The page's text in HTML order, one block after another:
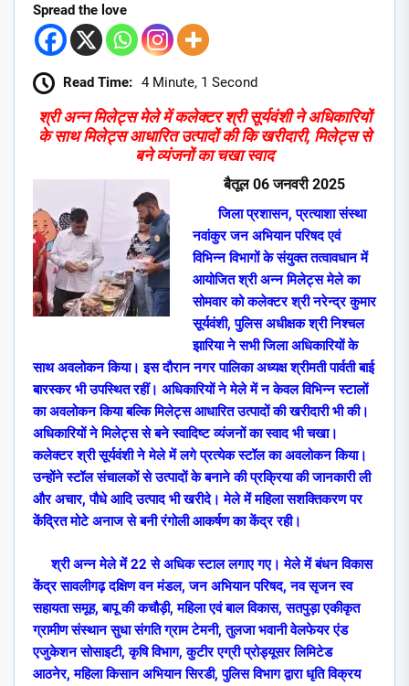
Spread the love
Read Time: 4 Minute, 1 Second
श्री अन्न मिलेट्स मेले में कलेक्टर श्री सूर्यवंशी ने अधिकारियों
के साथ मिलेट्स आधारित उत्पादों की कि खरीदारी, मिलेट्स से
बने व्यंजनों का चखा स्वाद
बैतूल 06जनवरी 2025
जिला प्रशासन,प्रत्याशा संस्था
नवांकुर जन अभियान परिषद एवं
विभिन्न विभागों के संयुक्त तत्वावधान में
आयोजित श्री अन्न मिलेट्स मेले का
सोमवार को कलेक्टर श्री नरेन्द्र कुमार
सूर्यवंशी,पुलिस अधीक्षक श्री निश्चल
झारिया ने सभी जिला अधिकारियों के
साथ अवलोकन किया। इस दौरान नगर पालिका अध्यक्ष श्रीमती पार्वती बाई
बारस्कर भी उपस्थित रहीं। अधिकारियों ने मेले में न केवल विभिन्न स्टालों
का अवलोकन किया बल्कि मिलेट्स आधारित उत्पादों की खरीदारी भी की।
अधिकारियों ने मिलेट्स से बने स्वादिष्ट व्यंजनों का स्वाद भी चखा।
कलेक्टर श्री सूर्यवंशी ने मेले में लगे प्रत्येक स्टॉल का अवलोकन किया।
उन्होंने स्टॉल संचालकों से उत्पादों के बनाने की प्रक्रिया की जानकारी ली
और अचार,पौधे आदि उत्पाद भी खरीदे। मेले में महिला सशक्तिकरण पर
केंद्रित मोटे अनाज से बनी रंगोली आकर्षण का केंद्र रही।
श्री अन्न मेले में 22 से अधिक स्टाल लगाए गए। मेले में बंधन विकास
केंद्र सावलीगढ़ दक्षिण वन मंडल,जन अभियान परिषद,नव सृजन स्व
सहायता समूह,बापू की कचौड़ी,महिला एवं बाल विकास,सतपुड़ा एकीकृत
ग्रामीण संस्थान सुधा संगति ग्राम टेमनी,तुलजा भवानी वेलफेयर एंड
एजुकेशन सोसाइटी,कृषि विभाग,कुटीर एग्री प्रोड्यूसर लिमिटेड
आठनेर,महिला किसान अभियान सिरडी,पुलिस विभाग द्वारा धृति विक्रय